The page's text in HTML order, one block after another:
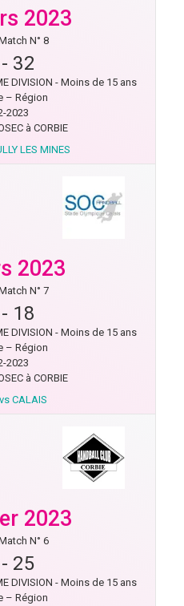
2023
N° 8
- 32
DIVISION - Moins de 15 ans
– Région
2023
à CORBIE
LES MINES
2023
N° 7
- 18
DIVISION - Moins de 15 ans
– Région
2023
à CORBIE
CALAIS
2023
N° 6
- 25
DIVISION - Moins de 15 ans
– Région